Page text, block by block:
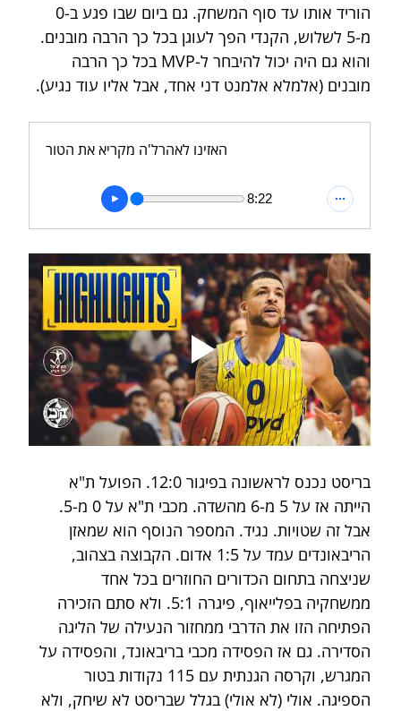
מ-5 לשלוש, הקנדי הפך לעוגן בכל כך הרבה מובנים.
והוא גם היה יכול להיבחר ל-MVP בכל כך הרבה
מובנים (אלמלא אלמנט דני אחד, אבל אליו עוד נגיע).
האזינו לאהרל'ה מקריא את הטור
8:22
בריסט נכנס לראשונה בפיגור 12:0. הפועל ת"א
הייתה אז על 5 מ-6 מהשדה. מכבי ת"א על 0 מ-5.
אבל זה שטויות. נגיד. המספר הנוסף הוא שמאזן
הריבאונדים עמד על 1:5 אדום. הקבוצה בצהוב,
שניצחה בתחום הכדורים החוזרים בכל אחד
ממשחקיה בפלייאוף, פיגרה 5:1. ולא סתם הזכירה
הפתיחה הזו את הדרבי ממחזור הנעילה של הליגה
הסדירה. גם אז הפסידה מכבי בריבאונד, והפסידה על
המגרש, וקרסה הגנתית עם 115 נקודות בטור
הספיגה. אולי (לא אולי) בגלל שבריסט לא שיחק, ולא